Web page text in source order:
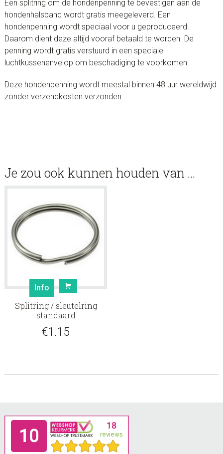
Een splitring om de hondenpenning te bevestigen aan de
hondenhalsband wordt gratis meegeleverd. Een
hondenpenning wordt speciaal voor u geproduceerd.
Daarom dient deze altijd vooraf betaald te worden. De
penning wordt gratis verstuurd in een speciale
luchtkussenenvelop om beschadiging te voorkomen.
Deze hondenpenning wordt meestal binnen 48 uur wereldwijd
zonder verzendkosten verzonden.
Je zou ook kunnen houden van …
Info
Splitring / sleutelring
standaard
€1.15
Footer